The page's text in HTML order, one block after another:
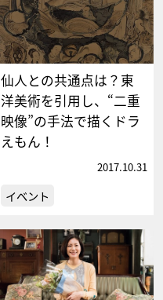
仙人との共通点は？東
洋美術を引用し、“二重
映像”の手法で描くドラ
えもん！
2017.10.31
イベント